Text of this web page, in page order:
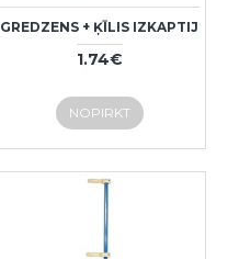
GREDZENS + ĶĪLIS IZKAPTIJ
1.74€
NOPIRKT